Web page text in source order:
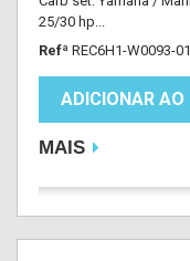
25/30 hp...
Refª REC6H1-W0093-
ADICIONAR AO
MAIS